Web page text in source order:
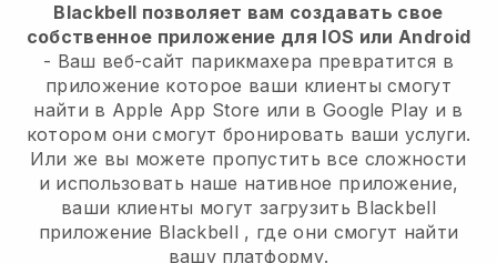
Blackbell позволяет вам создавать свое
собственное приложение для IOS или Android
- Ваш веб-сайт парикмахера превратится в
приложение которое ваши клиенты смогут
найти в Apple App Store или в Google Play и в
котором они смогут бронировать ваши услуги.
Или же вы можете пропустить все сложности
и использовать наше нативное приложение,
ваши клиенты могут загрузить Blackbell
приложение Blackbell , где они смогут найти
вашу платформу.